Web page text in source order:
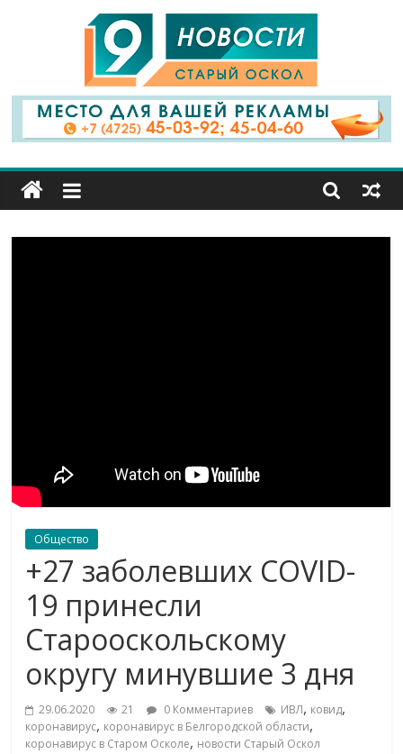
9
Канал
Старый
Общество
+27 заболевших COVID-
19 принесли
Старооскольскому
округу минувшие 3 дня
29.06.2020 21 0 Комментариев ИВЛ, ковид,
коронавирус, коронавирус в Белгородской области,
коронавирус в Старом Осколе, новости Старый Оскол